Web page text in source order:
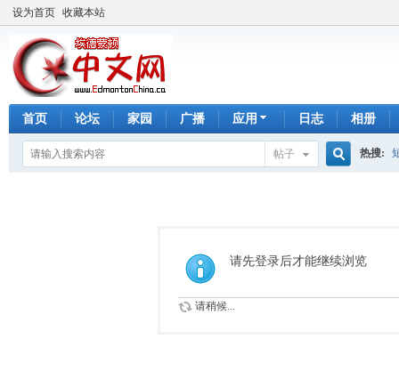
设为首页 收藏本站
首页 论坛 家园 广播 应用 日志 相册
帖子
索
热搜:
请先登录后才能继续浏览
请稍候...